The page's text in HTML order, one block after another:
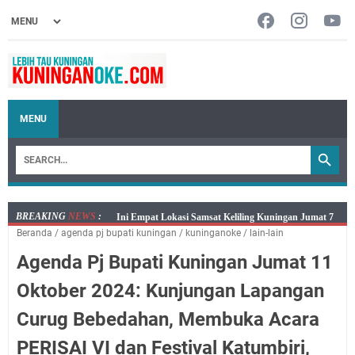
MENU
BREAKING NEWS :
Jumat 7 Agustus 2026 Mobil SIM Keliling Ada di
Kecamatan Sindangagung
Embun Pagi Jumat 8 Agustus 2026: Jika Keberkahan
Kelaparan Meskipun Memiliki Sekarung Penuh Uang
Salat Lima Waktu itu Bukan Cuma Kewajiban, Tapi
Beranda / agenda pj bupati kuningan / kuninganoke / lain-lain
Agenda Pj Bupati Kuningan Jumat 11
Oktober 2024: Kunjungan Lapangan
Curug Bebedahan, Membuka Acara
PERISAI VI dan Festival Katumbiri,